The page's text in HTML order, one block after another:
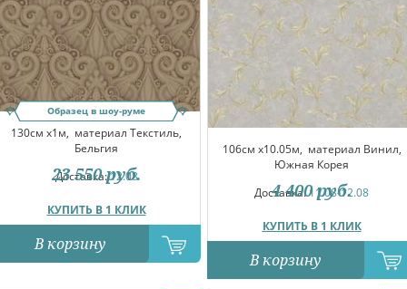
Образец в шоу-руме
130см x1м, материал Текстиль,
Бельгия
Доставка:12.08
КУПИТЬ В 1 КЛИК
23 550 руб.
В корзину
106см x10.05м, материал Винил,
Южная Корея
Доставка:11.08-12.08
КУПИТЬ В 1 КЛИК
4 400 руб.
В корзину